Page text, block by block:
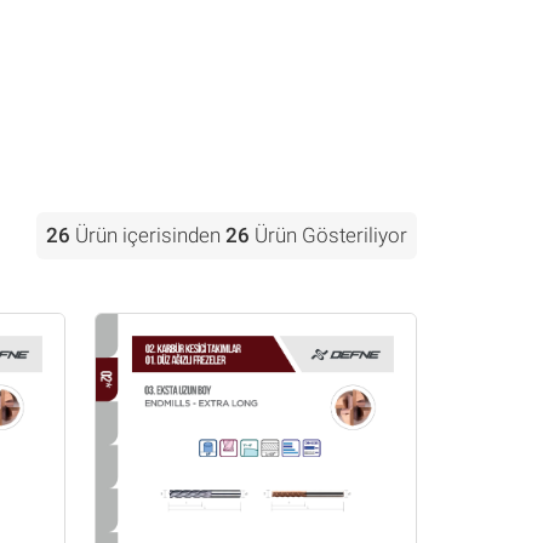
26 Ürün içerisinden 26 Ürün Gösteriliyor